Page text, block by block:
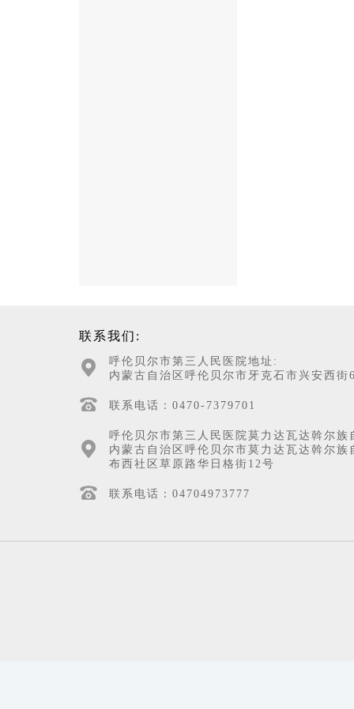
联系我们:
呼伦贝尔市第三人民医院地址:
内蒙古自治区呼伦贝尔市牙克石市兴安西街
联系电话：0470-7379701
呼伦贝尔市第三人民医院莫力达瓦达斡尔
内蒙古自治区呼伦贝尔市莫力达瓦达斡尔族
布西社区草原路华日格街12号
联系电话：04704973777